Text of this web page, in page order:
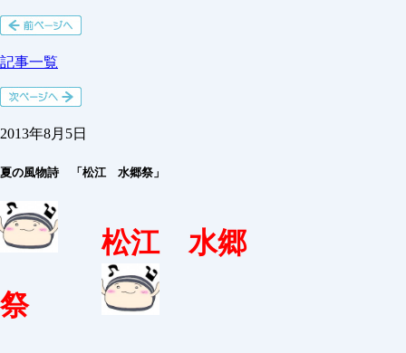
記事一覧
2013年8月5日
夏の風物詩 「松江 水郷祭」
松江 水郷
祭